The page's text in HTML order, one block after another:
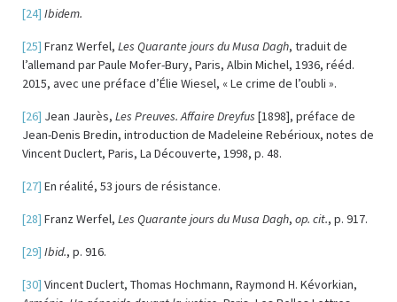
[24] Ibidem.
[25] Franz Werfel, Les Quarante jours du Musa Dagh, traduit de
l’allemand par Paule Mofer-Bury, Paris, Albin Michel, 1936, rééd.
2015, avec une préface d’Élie Wiesel, « Le crime de l’oubli ».
[26] Jean Jaurès, Les Preuves. Affaire Dreyfus [1898], préface de
Jean-Denis Bredin, introduction de Madeleine Rebérioux, notes de
Vincent Duclert, Paris, La Découverte, 1998, p. 48.
[27] En réalité, 53 jours de résistance.
[28] Franz Werfel, Les Quarante jours du Musa Dagh, op. cit., p. 917.
[29] Ibid., p. 916.
[30] Vincent Duclert, Thomas Hochmann, Raymond H. Kévorkian,